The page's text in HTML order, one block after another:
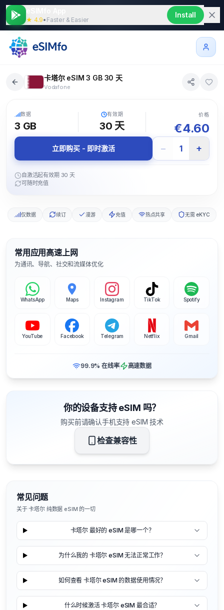
★ 4.9• Faster & Easier
Install
卡塔尔 eSIM 3 GB 30 天
Vodafone
数据
3 GB
有效期
30 天
价格
€4.60
立即购买 - 即时激活 − 1 +
自激活起有效期 30 天
可随时充值
仅数据 续订 漫游 充值 热点共享 无需 eKYC
常用应用高速上网
为通讯、导航、社交和流媒体优化
WhatsApp Maps Instagram TikTok Spotify
YouTube Facebook Telegram Netflix Gmail
99.9% 在线率 高速数据
你的设备支持 eSIM 吗？
购买前请确认手机支持 eSIM 技术
检查兼容性
常见问题
关于 卡塔尔 纯数据 eSIM 的一切
卡塔尔 最好的 eSIM 是哪一个？
为什么我的 卡塔尔 eSIM 无法正常工作？
如何查看 卡塔尔 eSIM 的数据使用情况？
什么时候激活 卡塔尔 eSIM 最合适？